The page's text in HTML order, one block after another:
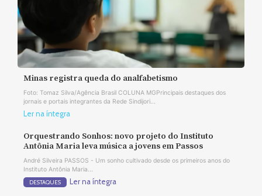
Minas registra queda do analfabetismo
Foto: Tomaz Silva/Agência Brasil COLUNA MGPrincipais destaques dos
jornais e portais integrantes da Rede Sindijori...
Ler na íntegra
Orquestrando Sonhos: novo projeto do Instituto
Antônia Maria leva música a jovens em Passos
André Silveira PASSOS - Um sonho cultivado desde os primeiros anos do
Instituto Antônia Maria...
DESTAQUES Ler na íntegra